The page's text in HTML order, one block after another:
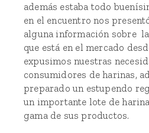
además estaba todo
en el encuentro nos
alguna información sobre
que está en el mercado
expusimos nuestras
consumidores de harinas,
preparado un estupendo
un importante lote de
gama de sus productos.